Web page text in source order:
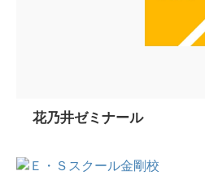
花乃井ゼミナール